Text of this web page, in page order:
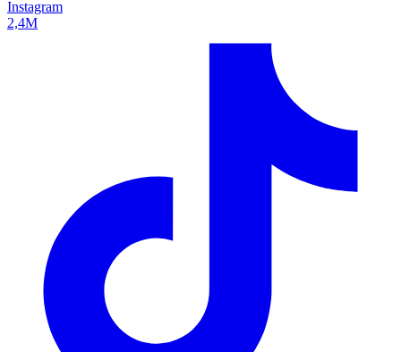
Instagram
2,4M